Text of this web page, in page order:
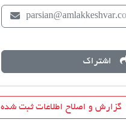
اشتراک
گزارش و اصلاح اطلاعات ثبت شده